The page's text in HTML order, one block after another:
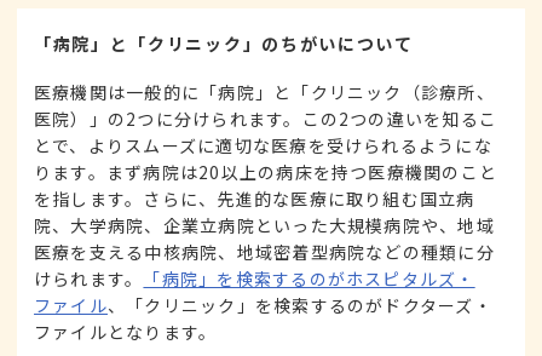
「病院」と「クリニック」のちがいについて
医療機関は一般的に「病院」と「クリニック（診療所、
医院）」の2つに分けられます。この2つの違いを知るこ
とで、よりスムーズに適切な医療を受けられるようにな
ります。まず病院は20以上の病床を持つ医療機関のこと
を指します。さらに、先進的な医療に取り組む国立病
院、大学病院、企業立病院といった大規模病院や、地域
医療を支える中核病院、地域密着型病院などの種類に分
けられます。
「病院」を検索するのがホスピタルズ・
ファイル、「クリニック」を検索するのがドクターズ・
ファイルとなります。